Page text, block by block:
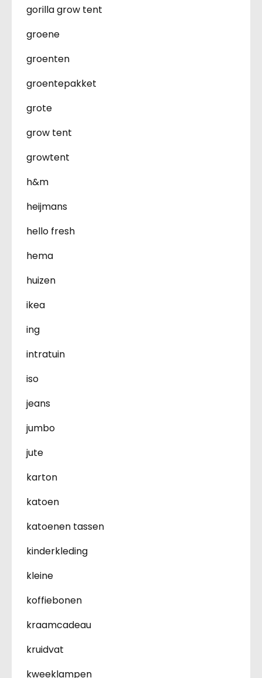
gorilla grow tent
groene
groenten
groentepakket
grote
grow tent
growtent
h&m
heijmans
hello fresh
hema
huizen
ikea
ing
intratuin
iso
jeans
jumbo
jute
karton
katoen
katoenen tassen
kinderkleding
kleine
koffiebonen
kraamcadeau
kruidvat
kweeklampen